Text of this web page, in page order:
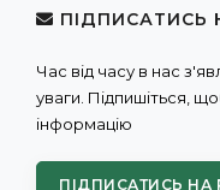
ПІДПИСАТИСЬ
Час від часу в нас
уваги. Підпишіться,
інформацію
ПІДПИСАТИСЬ НА